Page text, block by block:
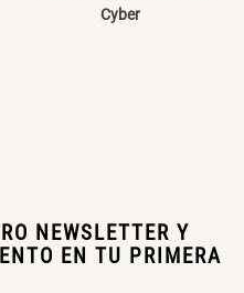
Cyber
NEWSLETTER Y
EN TU PRIMERA